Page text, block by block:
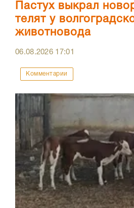
Пастух выкрал
телят у
животновода
06.08.2026 17:01
Комментарии